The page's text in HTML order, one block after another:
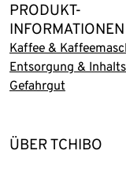
PRODUKT-
INFORMATIONEN
Kaffee &
Entsorgung &
Gefahrgut
ÜBER TCHIBO